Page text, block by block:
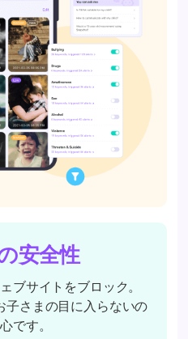
安全性
ブサイトをブロック。
子さまの目に入らないの
です。